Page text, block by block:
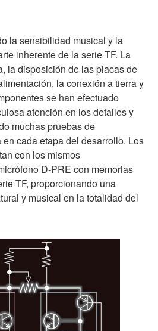
la sensibilidad musical y la
inherente de la serie TF. La
la disposición de las placas de
la conexión a tierra y
se han efectuado
atención en los detalles y
muchas pruebas de
cada etapa del desarrollo. Los
con los mismos
D-PRE con memorias
TF, proporcionando una
y musical en la totalidad del